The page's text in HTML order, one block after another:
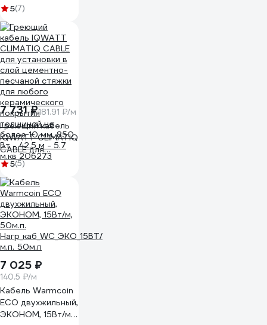
термостата 00-
5(7)
7 731 ₽181.91 ₽/м
Греющий кабель
IQWATT CLIMATIQ
CABLE для
установки в слой
песчаной стяжки
для любого
керамического
покрытия
толщиной не
более 10 мм, 850
м.кв 206273
5(5)
7 025 ₽
140.5 ₽/м
Кабель Warmcoin
ECO двухжильный,
ЭКОНОМ, 15Вт/м,